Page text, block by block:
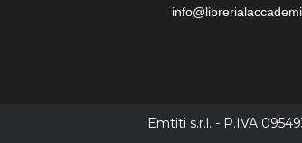
Emtiti s.r.l. - P.IVA